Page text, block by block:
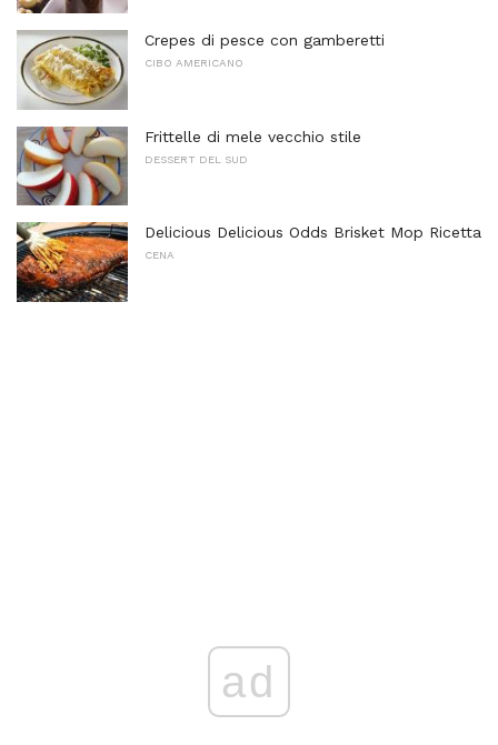
Crepes di pesce con gamberetti
CIBO AMERICANO
Frittelle di mele vecchio stile
DESSERT DEL SUD
Delicious Delicious Odds Brisket Mop Ricetta
CENA
ad